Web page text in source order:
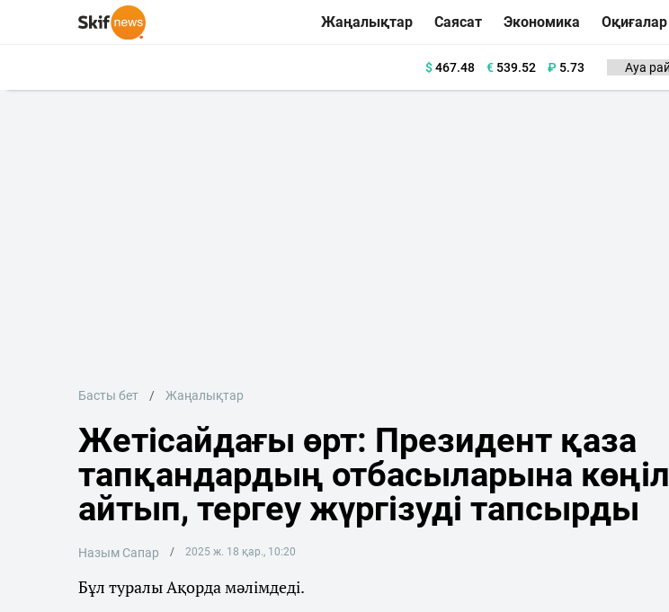
Жаңалықтар Саясат Экономика Оқиғалар
$467.48 €539.52 ₽ 5.73
Басты бет Жаңалықтар
Жетісайдағы өрт: Президент қаза
тапқандардың отбасыларына көңіл
айтып, тергеу жүргізуді тапсырды
Назым Сапар 2025 ж. 18 қар., 10:20
Бұл туралы Ақорда мәлімдеді.